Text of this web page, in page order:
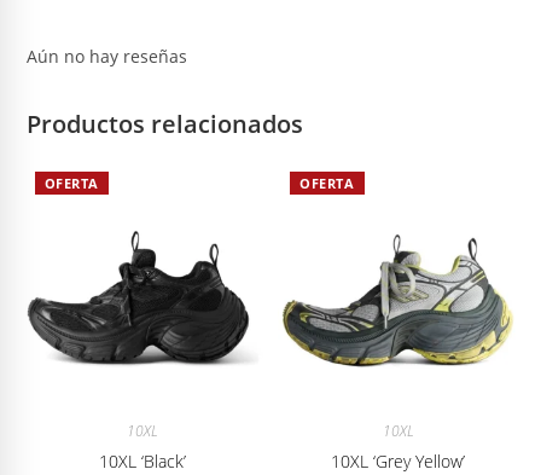
Aún no hay reseñas
Productos relacionados
OFERTA
10XL
10XL ‘Black’
OFERTA
10XL
10XL ‘Grey Yellow’